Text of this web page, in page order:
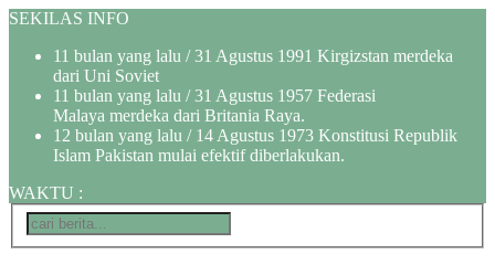
SEKILAS INFO
11 bulan yang lalu / 31 Agustus 1991 Kirgizstan merdeka
dari Uni Soviet
11 bulan yang lalu / 31 Agustus 1957 Federasi
Malaya merdeka dari Britania Raya.
12 bulan yang lalu / 14 Agustus 1973 Konstitusi Republik
Islam Pakistan mulai efektif diberlakukan.
WAKTU :